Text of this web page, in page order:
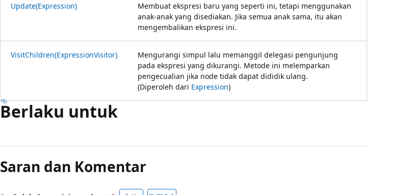
Update(Expression)
Membuat ekspresi baru yang seperti ini, tetapi menggunakan
anak-anak yang disediakan. Jika semua anak sama, itu akan
mengembalikan ekspresi ini.
VisitChildren(ExpressionVisitor)
Mengurangi simpul lalu memanggil delegasi pengunjung
pada ekspresi yang dikurangi. Metode ini melemparkan
pengecualian jika node tidak dapat dididik ulang.
(Diperoleh dari Expression)
Berlaku untuk
Saran dan Komentar